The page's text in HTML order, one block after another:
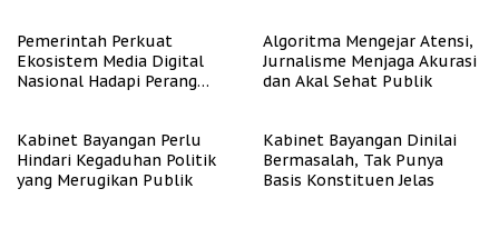
Pemerintah Perkuat
Ekosistem Media Digital
Nasional Hadapi Perang
Algoritma Mengejar Atensi,
Jurnalisme Menjaga Akurasi
dan Akal Sehat Publik
Kabinet Bayangan Perlu
Hindari Kegaduhan Politik
yang Merugikan Publik
Kabinet Bayangan Dinilai
Bermasalah, Tak Punya
Basis Konstituen Jelas